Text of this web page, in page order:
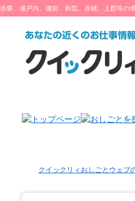
赤磐、瀬戸内、備前、和気、赤穂、上郡等の
クイックリィおしごとウェブ